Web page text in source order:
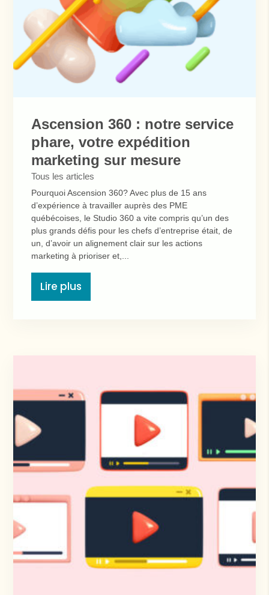
Ascension 360 : notre service
phare, votre expédition
marketing sur mesure
Tous les articles
Pourquoi Ascension 360? Avec plus de 15 ans
d’expérience à travailler auprès des PME
québécoises, le Studio 360 a vite compris qu’un des
plus grands défis pour les chefs d’entreprise était, de
un, d’avoir un alignement clair sur les actions
marketing à prioriser et,...
Lire plus